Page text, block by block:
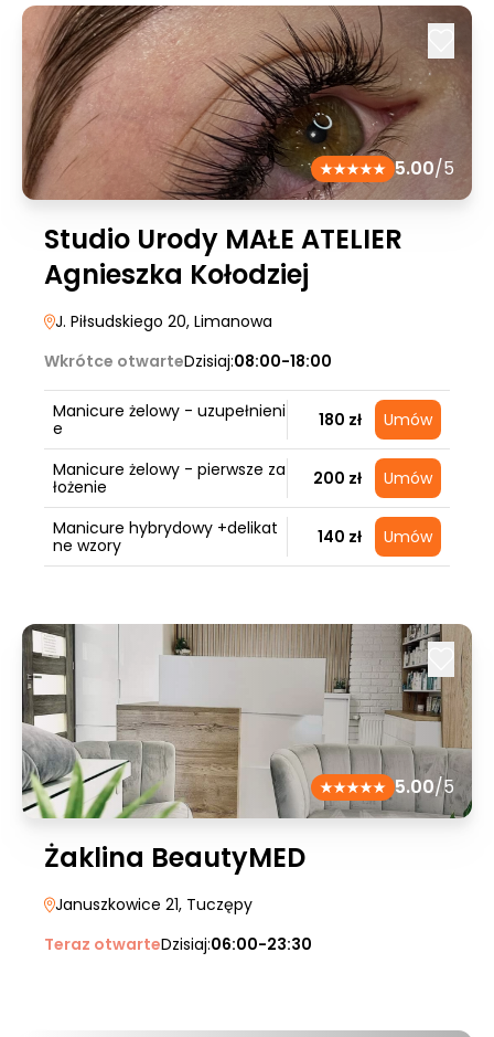
5.00/5
Studio Urody MAŁE ATELIER
Agnieszka Kołodziej
J. Piłsudskiego 20, Limanowa
Wkrótce otwarteDzisiaj:08:00-18:00
Manicure żelowy - uzupełnieni
e
180 zł Umów
Manicure żelowy - pierwsze za
łożenie
200 zł Umów
Manicure hybrydowy +delikat
ne wzory
140 zł Umów
5.00/5
Żaklina BeautyMED
Januszkowice 21, Tuczępy
Teraz otwarteDzisiaj:06:00-23:30